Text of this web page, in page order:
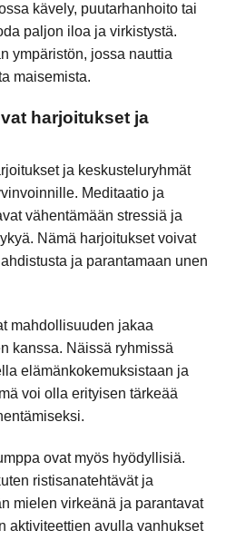
kävely, puutarhanhoito tai
paljon iloa ja virkistystä.
ympäristön, jossa nauttia
maisemista.
harjoitukset ja
ja keskusteluryhmät
Meditaatio ja
vähentämään stressiä ja
Nämä harjoitukset voivat
ja parantamaan unen
mahdollisuuden jakaa
kanssa. Näissä ryhmissä
elämänkokemuksistaan ja
voi olla erityisen tärkeää
ovat myös hyödyllisiä.
ristisanatehtävät ja
mielen virkeänä ja parantavat
aktiviteettien avulla vanhukset